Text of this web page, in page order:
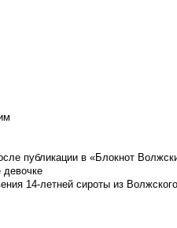
публикации в «Блокнот
14-летней сироты из Волжского